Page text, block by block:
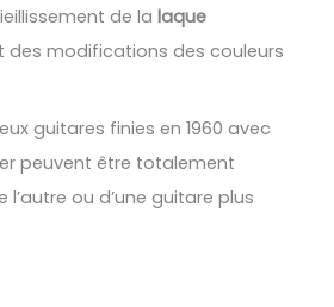
de la laque
des modifications des couleurs
guitares finies en 1960 avec
peuvent être totalement
l’autre ou d’une guitare plus